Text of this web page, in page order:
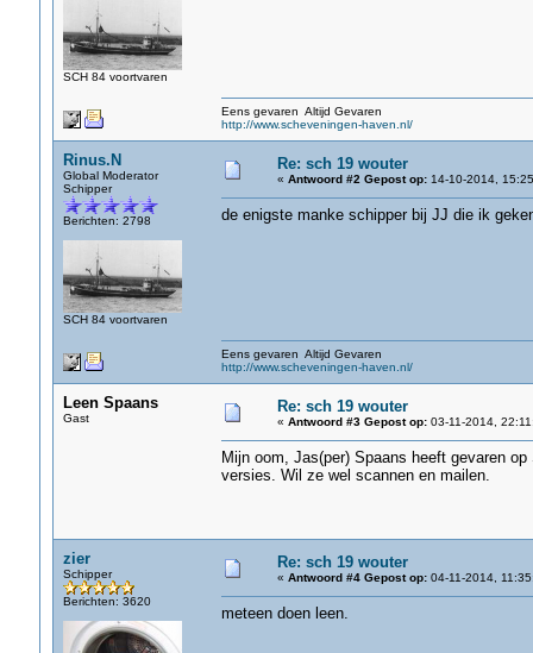
SCH 84 voortvaren
Eens gevaren Altijd Gevaren
http://www.scheveningen-haven.nl/
Rinus.N
Global Moderator
Schipper
Berichten: 2798
SCH 84 voortvaren
Re: sch 19 wouter
« Antwoord #2 Gepost op:14-10-2014,
de enigste manke schipper bij JJ die ik
Eens gevaren Altijd Gevaren
http://www.scheveningen-haven.nl/
Leen Spaans
Gast
Re: sch 19 wouter
« Antwoord #3 Gepost op:03-11-2014,
Mijn oom, Jas(per) Spaans heeft gevaren
versies. Wil ze wel scannen en mailen.
zier
Schipper
Berichten: 3620
Re: sch 19 wouter
« Antwoord #4 Gepost op:04-11-2014,
meteen doen leen.